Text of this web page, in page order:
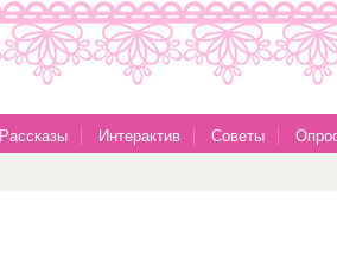
Рассказы Интерактив Советы